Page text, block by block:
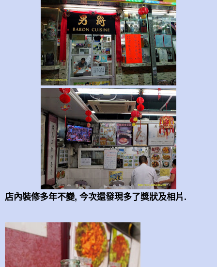
店內裝修多年不變, 今次還發現多了獎狀及相片.